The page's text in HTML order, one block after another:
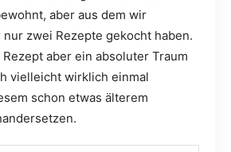
aber aus dem wir
zwei Rezepte gekocht haben.
aber ein absoluter Traum
vielleicht wirklich einmal
schon etwas älterem